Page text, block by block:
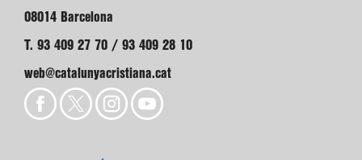
08014 Barcelona
T. 93 409 27 70 / 93 409 28 10
web@catalunyacristiana.cat